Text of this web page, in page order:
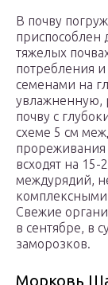
В почву
приспособлен
тяжелых
потребления
семенами на
увлажненную,
почву с
схеме 5 см
всходят на
междурядий,
Свежие
в сентябре, в
заморозков.
Морковь